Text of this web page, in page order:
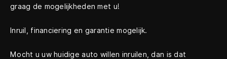
graag de mogelijkheden met u!
Inruil, financiering en garantie mogelijk.
Mocht u uw huidige auto willen inruilen, dan is dat